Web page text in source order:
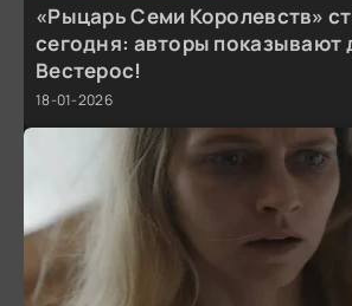
«Рыцарь Семи Королевств»
сегодня: авторы показывают
Вестерос!
18-01-2026